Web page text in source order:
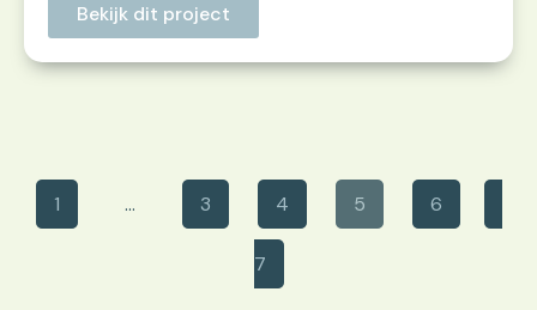
Bekijk dit project
1 … 3 4 5 6
7